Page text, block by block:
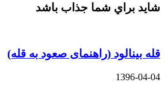
شايد براي شما جذاب باشد
قله بینالود (راهنمای صعود به قله)
1396-04-04